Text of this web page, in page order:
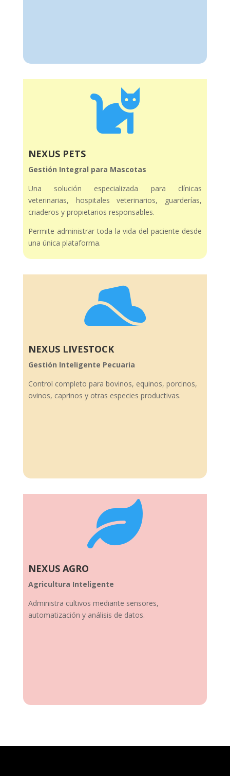

NEXUS PETS
Gestión Integral para Mascotas
Una solución especializada para clínicas
veterinarias, hospitales veterinarios, guarderías,
criaderos y propietarios responsables.
Permite administrar toda la vida del paciente desde
una única plataforma.

NEXUS LIVESTOCK
Gestión Inteligente Pecuaria
Control completo para bovinos, equinos, porcinos,
ovinos, caprinos y otras especies productivas.

NEXUS AGRO
Agricultura Inteligente
Administra cultivos mediante sensores,
automatización y análisis de datos.